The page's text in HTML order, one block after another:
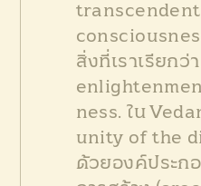
transcendent
สิ่งที่เราเรียกว่า
ness. ใน
unity of the
ด้วยองค์ประก